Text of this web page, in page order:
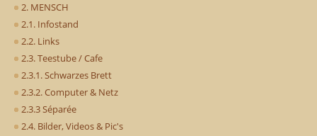
2. MENSCH
2.1. Infostand
2.2. Links
2.3. Teestube / Cafe
2.3.1. Schwarzes Brett
2.3.2. Computer & Netz
2.3.3 Séparée
2.4. Bilder, Videos & Pic's